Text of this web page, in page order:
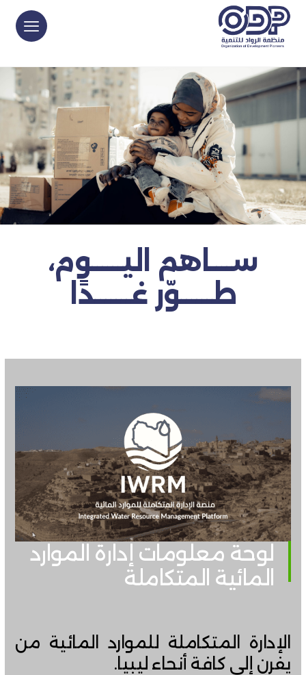
ســــاهم اليــــــوم،
طــــــوّر غـــــــدًا
لوحة معلومات إدارة الموارد
المائية المتكاملة
الإدارة المتكاملة للموارد المائية من
يفرن إلى كافة أنحاء ليبيا.